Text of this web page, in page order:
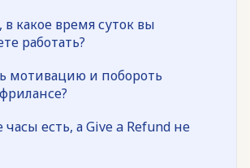
какое время суток вы
работать?
мотивацию и побороть
есть, а Give a Refund не